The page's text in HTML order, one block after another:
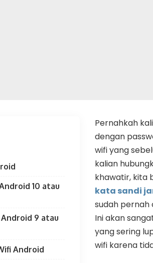
10 atau
9 atau
Android
Pernahkah
dengan
wifi yang
kalian
khawatir, kita
kata sandi
sudah pernah
Ini akan
yang sering
wifi karena